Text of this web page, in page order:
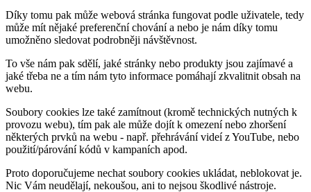
Díky tomu pak může webová stránka fungovat podle uživatele, tedy
může mít nějaké preferenční chování a nebo je nám díky tomu
umožněno sledovat podrobněji návštěvnost.
To vše nám pak sdělí, jaké stránky nebo produkty jsou zajímavé a
jaké třeba ne a tím nám tyto informace pomáhají zkvalitnit obsah na
webu.
Soubory cookies lze také zamítnout (kromě technických nutných k
provozu webu), tím pak ale může dojít k omezení nebo zhoršení
některých prvků na webu - např. přehrávání videí z YouTube, nebo
použití/párování kódů v kampaních apod.
Proto doporučujeme nechat soubory cookies ukládat, neblokovat je.
Nic Vám neudělají, nekoušou, ani to nejsou škodlivé nástroje.